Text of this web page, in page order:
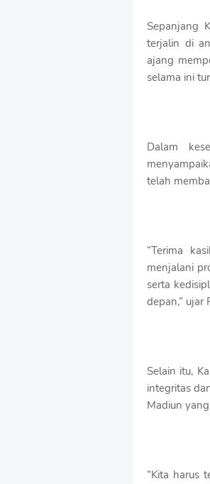
Sepanjang
terjalin di
ajang
selama ini
Dalam
telah
“Terima
menjalani
serta
depan,” ujar
Selain itu,
integritas
Madiun
“Kita harus